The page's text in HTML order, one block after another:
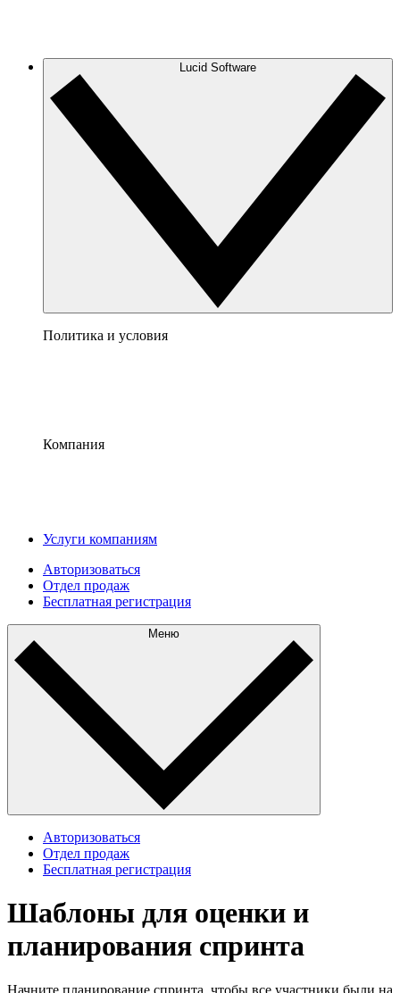
Lucid Software
Политика и условия
Компания
Услуги компаниям
Авторизоваться
Отдел продаж
Бесплатная регистрация
Меню
Авторизоваться
Отдел продаж
Бесплатная регистрация
Шаблоны для оценки и
планирования спринта
Начните планирование спринта, чтобы все участники были на